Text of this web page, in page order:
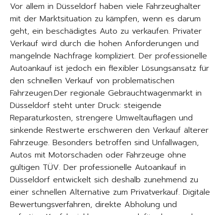
Vor allem in Düsseldorf haben viele Fahrzeughalter
mit der Marktsituation zu kämpfen, wenn es darum
geht, ein beschädigtes Auto zu verkaufen. Privater
Verkauf wird durch die hohen Anforderungen und
mangelnde Nachfrage kompliziert. Der professionelle
Autoankauf ist jedoch ein flexibler Lösungsansatz für
den schnellen Verkauf von problematischen
Fahrzeugen.Der regionale Gebrauchtwagenmarkt in
Düsseldorf steht unter Druck: steigende
Reparaturkosten, strengere Umweltauflagen und
sinkende Restwerte erschweren den Verkauf älterer
Fahrzeuge. Besonders betroffen sind Unfallwagen,
Autos mit Motorschaden oder Fahrzeuge ohne
gültigen TÜV. Der professionelle Autoankauf in
Düsseldorf entwickelt sich deshalb zunehmend zu
einer schnellen Alternative zum Privatverkauf. Digitale
Bewertungsverfahren, direkte Abholung und